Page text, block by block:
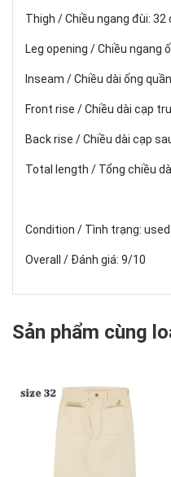
Thigh / Chiều ngang đùi: 32
Leg opening / Chiều ngang
Inseam / Chiều dài ống
Front rise / Chiều dài cạp
Back rise / Chiều dài cạp
Total length / Tổng chiều
Condition / Tình trạng:
Overall / Đánh giá: 9/10
Sản phẩm cùng